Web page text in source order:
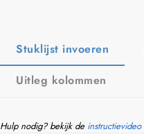
Stuklijst invoeren
Uitleg kolommen
Hulp nodig? bekijk de instructievideo